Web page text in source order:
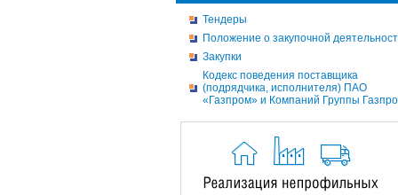
Тендеры
Положение о закупочной
Закупки
Кодекс поведения поставщика
(подрядчика, исполнителя) ПАО
«Газпром» и Компаний Группы